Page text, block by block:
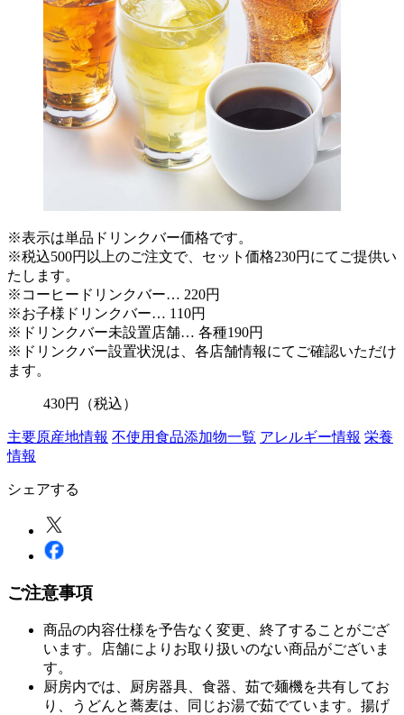
※表示は単品ドリンクバー価格です。
※税込500円以上のご注文で、セット価格230円にてご提供い
たします。
※コーヒードリンクバー… 220円
※お子様ドリンクバー… 110円
※ドリンクバー未設置店舗… 各種190円
※ドリンクバー設置状況は、各店舗情報にてご確認いただけ
ます。
430円 （税込）
主要原産地情報 不使用食品添加物一覧 アレルギー情報 栄養
情報
シェアする
ご注意事項
商品の内容仕様を予告なく変更、終了することがござ
います。店舗によりお取り扱いのない商品がございま
す。
厨房内では、厨房器具、食器、茹で麺機を共有してお
り、うどんと蕎麦は、同じお湯で茹でています。揚げ